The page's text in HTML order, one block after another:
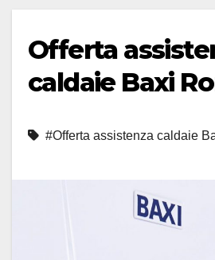
Offerta
caldaie Baxi
#Offerta assistenza caldaie